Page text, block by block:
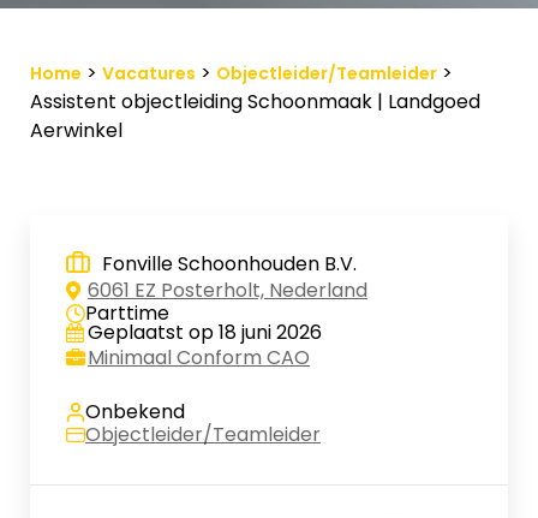
Home > Vacatures > Objectleider/Teamleider >
Assistent objectleiding Schoonmaak | Landgoed
Aerwinkel
Fonville Schoonhouden B.V.
6061 EZ Posterholt, Nederland
Parttime
Geplaatst op 18 juni 2026
Minimaal Conform CAO
Onbekend
Objectleider/Teamleider
Bewaarde vacatures